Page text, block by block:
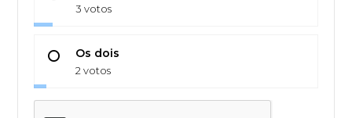
3 votos
Os dois
2 votos